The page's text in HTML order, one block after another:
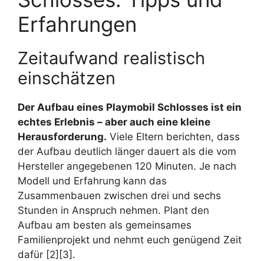
Erfahrungen
Zeitaufwand realistisch
einschätzen
Der Aufbau eines Playmobil Schlosses ist ein
echtes Erlebnis – aber auch eine kleine
Herausforderung. Viele Eltern berichten, dass
der Aufbau deutlich länger dauert als die vom
Hersteller angegebenen 120 Minuten. Je nach
Modell und Erfahrung kann das
Zusammenbauen zwischen drei und sechs
Stunden in Anspruch nehmen. Plant den
Aufbau am besten als gemeinsames
Familienprojekt und nehmt euch genügend Zeit
dafür [2][3].